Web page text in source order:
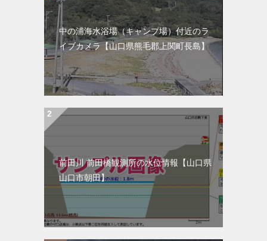
中の浦海水浴場（キャンプ場）付近のラ
イブカメラ【山口県熊毛郡上関町長島】
前田川 前田橋観測所の水位情報【山口県
山口市朝田】